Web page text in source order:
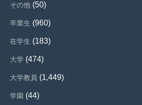
その他 (50)
卒業生 (960)
在学生 (183)
大学 (474)
大学教員 (1,449)
学園 (44)